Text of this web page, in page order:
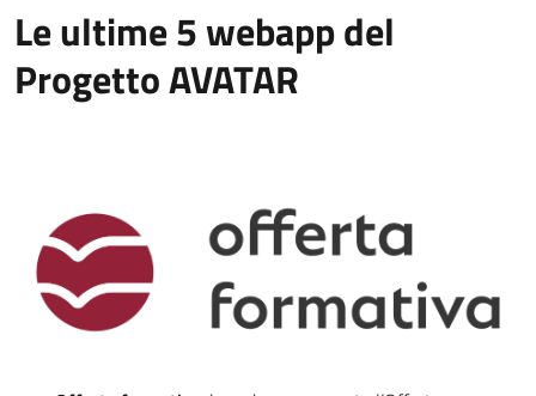
Le ultime 5 webapp del
Progetto AVATAR